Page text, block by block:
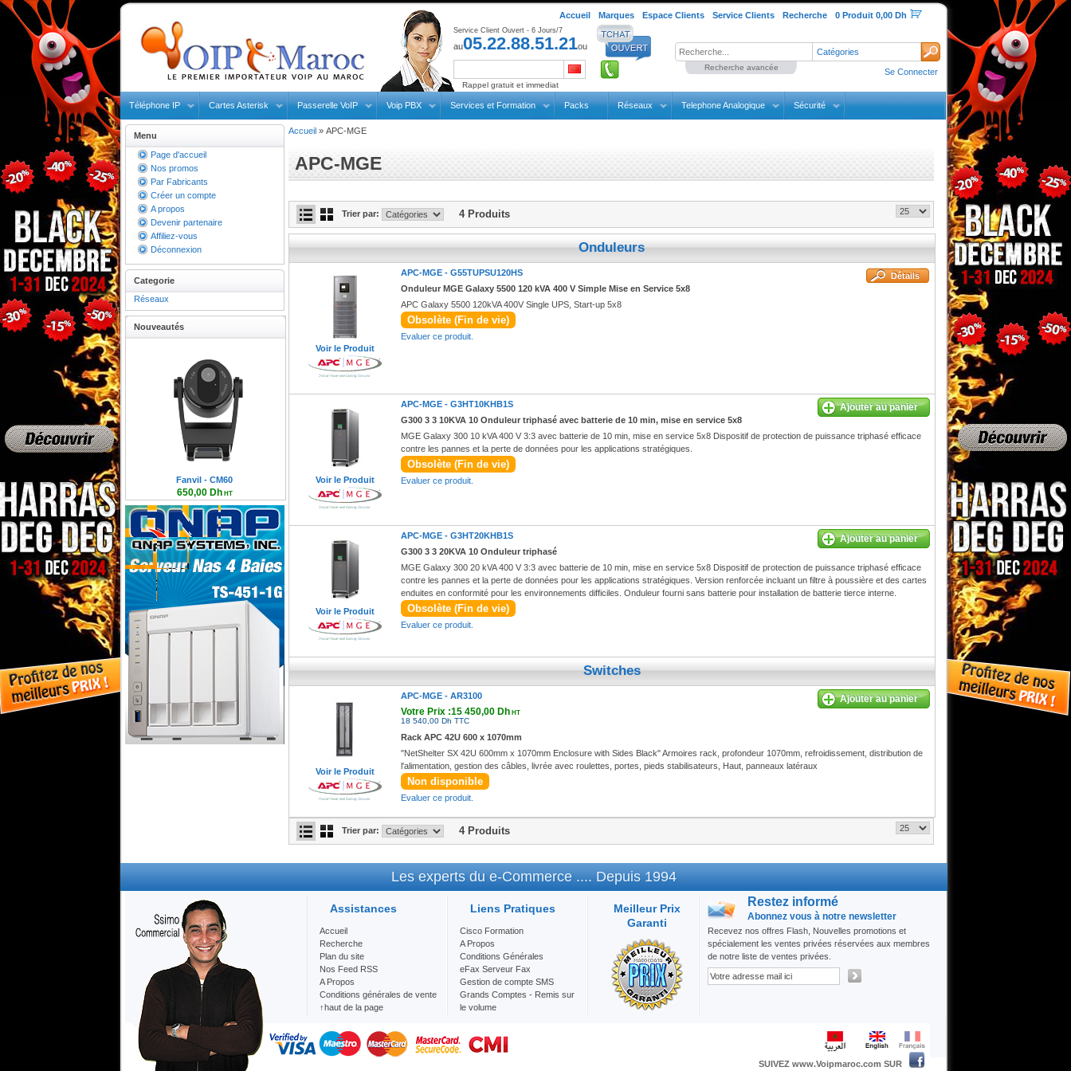
Accueil Marques Espace Clients Service Clients Recherche 0 Produit 0,00 Dh
Catégories
Recherche avancée
Service Client Ouvert - 6 Jours/7
au05.22.88.51.21ou
Rappel gratuit et immediat
Se Connecter
Téléphone IP Cartes Asterisk Passerelle VoIP Voip PBX Services et Formation Packs Réseaux Telephone Analogique Sécurité
Menu
Page d'accueil
Nos promos
Par Fabricants
Créer un compte
A propos
Devenir partenaire
Affiliez-vous
Déconnexion
Categorie
Réseaux
Nouveautés
Fanvil - CM60
650,00 DhHT
780,00 Dh TTC
Accueil» APC-MGE
APC-MGE
Trier par: 4 Produits
Onduleurs
Voir le Produit
APC-MGE - G55TUPSU120HS
Détails
Onduleur MGE Galaxy 5500 120 kVA 400 V Simple Mise en Service 5x8
APC Galaxy 5500 120kVA 400V Single UPS, Start-up 5x8
Obsolète (Fin de vie)
Evaluer ce produit.
Voir le Produit
APC-MGE - G3HT10KHB1S Ajouter au panier
G300 3 3 10KVA 10 Onduleur triphasé avec batterie de 10 min, mise en service 5x8
MGE Galaxy 300 10 kVA 400 V 3:3 avec batterie de 10 min, mise en service 5x8 Dispositif de protection de puissance triphasé efficace
contre les pannes et la perte de données pour les applications stratégiques.
Obsolète (Fin de vie)
Evaluer ce produit.
Voir le Produit
APC-MGE - G3HT20KHB1S Ajouter au panier
G300 3 3 20KVA 10 Onduleur triphasé
MGE Galaxy 300 20 kVA 400 V 3:3 avec batterie de 10 min, mise en service 5x8 Dispositif de protection de puissance triphasé efficace
contre les pannes et la perte de données pour les applications stratégiques. Version renforcée incluant un filtre à poussière et des cartes
enduites en conformité pour les environnements difficiles. Onduleur fourni sans batterie pour installation de batterie tierce interne.
Obsolète (Fin de vie)
Evaluer ce produit.
Switches
Voir le Produit
APC-MGE - AR3100
Votre Prix :15 450,00 DhHT
18 540,00 Dh TTC
Ajouter au panier
Rack APC 42U 600 x 1070mm
"NetShelter SX 42U 600mm x 1070mm Enclosure with Sides Black" Armoires rack, profondeur 1070mm, refroidissement, distribution de
l'alimentation, gestion des câbles, livrée avec roulettes, portes, pieds stabilisateurs, Haut, panneaux latéraux
Non disponible
Evaluer ce produit.
Trier par: 4 Produits
Les experts du e-Commerce .... Depuis 1994
Assistances
Accueil
Recherche
Plan du site
Nos Feed RSS
A Propos
Conditions générales de vente
↑haut de la page
Liens Pratiques
Cisco Formation
A Propos
Conditions Générales
eFax Serveur Fax
Gestion de compte SMS
Grands Comptes - Remis sur
le volume
Question/Réponse
Meilleur Prix
Garanti
Restez informé
Abonnez vous à notre newsletter
Recevez nos offres Flash, Nouvelles promotions et
spécialement les ventes privées réservées aux membres
de notre liste de ventes privées.
SUIVEZ www.Voipmaroc.com SUR